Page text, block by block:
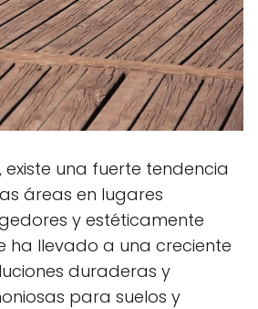
una fuerte tendencia
áreas en lugares
y estéticamente
ha llevado a una creciente
duraderas y
para suelos y